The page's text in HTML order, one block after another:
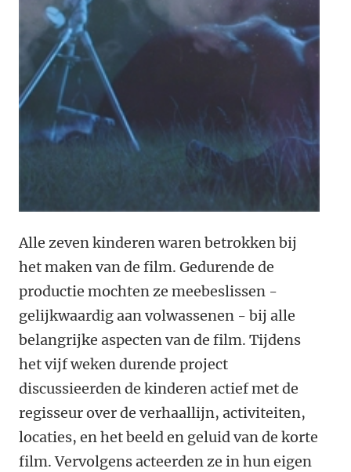
Alle zeven kinderen waren betrokken bij
het maken van de film. Gedurende de
productie mochten ze meebeslissen -
gelijkwaardig aan volwassenen - bij alle
belangrijke aspecten van de film. Tijdens
het vijf weken durende project
discussieerden de kinderen actief met de
regisseur over de verhaallijn, activiteiten,
locaties, en het beeld en geluid van de korte
film. Vervolgens acteerden ze in hun eigen